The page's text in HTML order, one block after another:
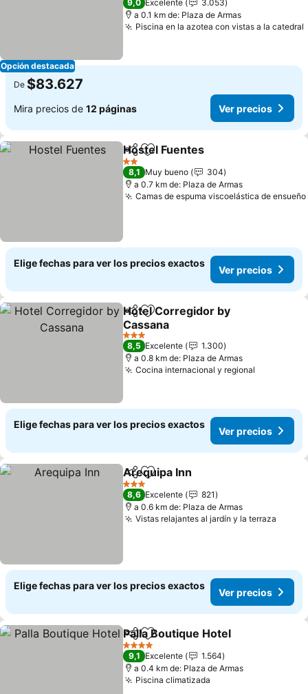
Opción destacada
9,0 Excelente
3.053
a 0.1 km de: Plaza de Armas
Piscina en la azotea con vistas a la catedral
De $83.627
Mira precios de 12 páginas Ver precios
CompartirAgregar a favoritos
Hostel Fuentes
2 Estrellas
8,1 Muy bueno
304
a 0.7 km de: Plaza de Armas
Camas de espuma viscoelástica de ensueño
Elige fechas para ver los precios exactos
Ver precios
CompartirAgregar a favoritos
Hotel Corregidor by
Cassana
Ver precios
3 Estrellas
8,5 Excelente
1.300
a 0.8 km de: Plaza de Armas
Cocina internacional y regional
Elige fechas para ver los precios exactos
Ver precios
CompartirAgregar a favoritos
Arequipa Inn
3 Estrellas
8,6 Excelente
821
a 0.6 km de: Plaza de Armas
Vistas relajantes al jardín y la terraza
Elige fechas para ver los precios exactos
Ver precios
CompartirAgregar a favoritos
Palla Boutique Hotel
4 Estrellas
9,1 Excelente
1.564
a 0.4 km de: Plaza de Armas
Piscina climatizada